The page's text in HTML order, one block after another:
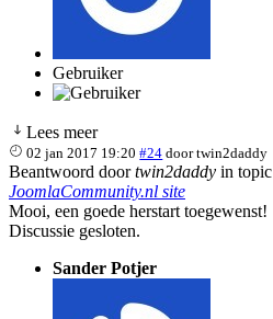
Gebruiker
Lees meer
02 jan 2017 19:20 #24 doortwin2daddy
Beantwoord doortwin2daddy in topic
JoomlaCommunity.nl site
Mooi, een goede herstart toegewenst!
Discussie gesloten.
Sander Potjer